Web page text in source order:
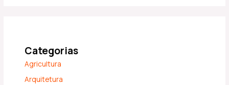
Categorias
Agricultura
Arquitetura